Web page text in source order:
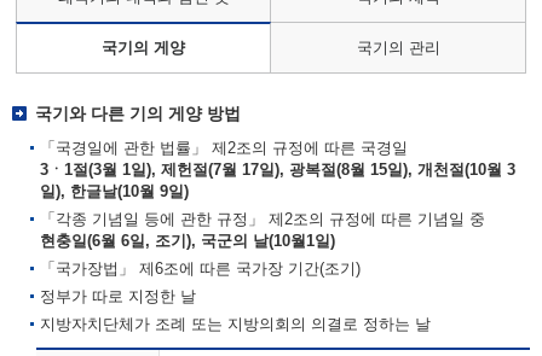
국기의 게양 국기의 관리
국기와 다른 기의 게양 방법
「국경일에 관한 법률」 제2조의 규정에 따른 국경일
3ㆍ1절(3월 1일), 제헌절(7월 17일), 광복절(8월 15일), 개천절(10월 3
일), 한글날(10월 9일)
「각종 기념일 등에 관한 규정」 제2조의 규정에 따른 기념일 중
현충일(6월 6일, 조기), 국군의 날(10월1일)
「국가장법」 제6조에 따른 국가장 기간(조기)
정부가 따로 지정한 날
지방자치단체가 조례 또는 지방의회의 의결로 정하는 날